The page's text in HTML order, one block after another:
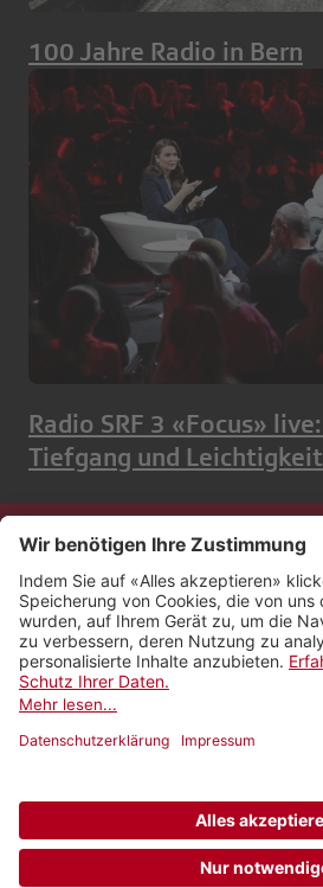
100 Jahre Radio in Bern
Radio SRF 3 «Focus»
Tiefgang und Leichtigkeit
Kontakt
Impressum
Rechtliches
Netiquette